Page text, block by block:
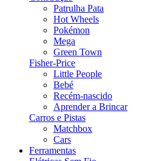
Patrulha Pata
Hot Wheels
Pokémon
Mega
Green Town
Fisher-Price
Little People
Bebé
Recém-nascido
Aprender a Brincar
Carros e Pistas
Matchbox
Cars
Ferramentas